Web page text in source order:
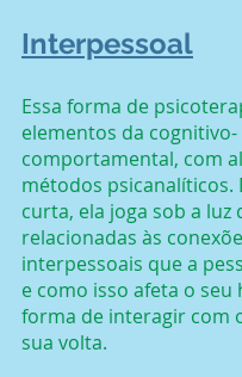
Interpessoal
Essa forma de
elementos da cognitivo-
comportamental, com
métodos psicanalíticos.
curta, ela joga sob a luz
relacionadas às
interpessoais que a
e como isso afeta o seu
forma de interagir com
sua volta.